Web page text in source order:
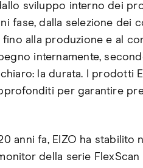
sviluppo interno dei
fase, dalla selezione dei
alla produzione e al
internamente,
la durata. I prodotti
per garantire
anni fa, EIZO ha stabilito
della serie FlexScan